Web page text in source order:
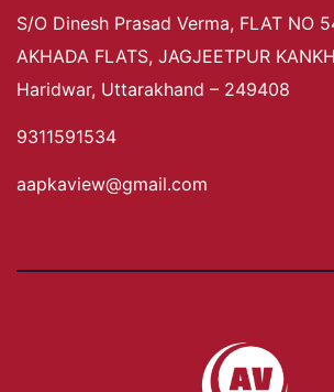
S/O Dinesh Prasad Verma, FLAT NO
AKHADA FLATS, JAGJEETPUR
Haridwar, Uttarakhand – 249408
9311591534
aapkaview@gmail.com